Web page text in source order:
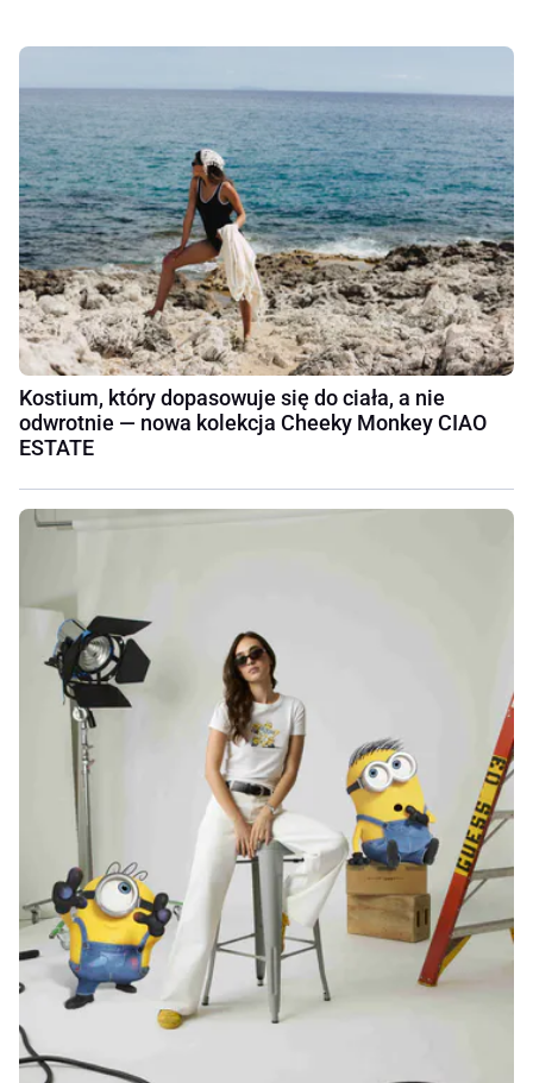
Kostium, który dopasowuje się do ciała, a nie
odwrotnie — nowa kolekcja Cheeky Monkey CIAO
ESTATE